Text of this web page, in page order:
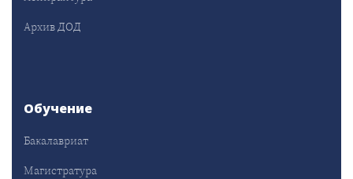
Архив ДОД
Обучение
Бакалавриат
Магистратура